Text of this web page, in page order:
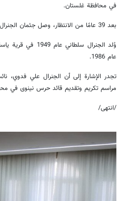
في محافظة غلستان.
بعد 39 عامًا من الانتظار، وصل جثمان الجنرال سلطاني إلى هذه المحافظة أمس، حيث استقبله أهالي غلستان.
وُلد الجنرال
عام 1986.
تجدر الإشارة إلى أن الجنرال علي فدوي،
مراسم تكريم وتقديم قائد حرس نينوى في
/انتهى/